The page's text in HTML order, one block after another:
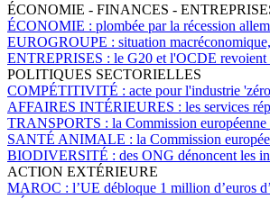
ÉCONOMIE - FINANCES -
ÉCONOMIE : plombée par la récession
EUROGROUPE : situation
ENTREPRISES : le G20 et l'OCDE revoient
POLITIQUES SECTORIELLES
COMPÉTITIVITÉ : acte pour l'industrie
AFFAIRES INTÉRIEURES : les services
TRANSPORTS : la Commission
SANTÉ ANIMALE : la Commission
BIODIVERSITÉ : des ONG dénoncent les
ACTION EXTÉRIEURE
MAROC : l’UE débloque 1 million d’euros